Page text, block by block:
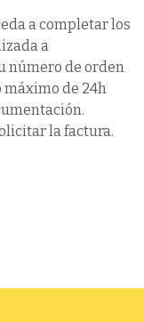
a completar los
a
número de orden
máximo de 24h
la factura.